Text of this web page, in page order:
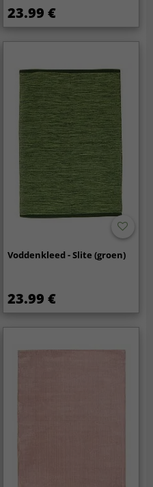
23.99 €
Voddenkleed - Slite (groen)
23.99 €